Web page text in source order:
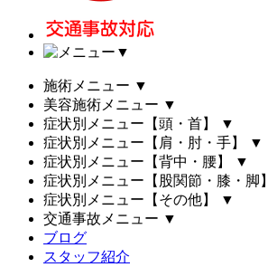
▼
施術メニュー ▼
美容施術メニュー ▼
症状別メニュー【頭・首】
▼
症状別メニュー【肩・肘・手】
▼
症状別メニュー【背中・腰】
▼
症状別メニュー【股関節・膝・脚】
症状別メニュー【その他】
▼
交通事故メニュー ▼
ブログ
スタッフ紹介